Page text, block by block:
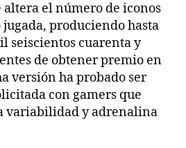
el número de iconos
produciendo hasta
seiscientos cuarenta y
de obtener premio en
versión ha probado ser
con gamers que
variabilidad y adrenalina